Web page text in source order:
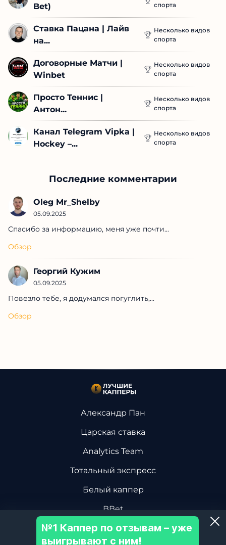
Bet)
спорта
Ставка Пацана | Лайв
на...
Несколько видов
спорта
Договорные Матчи |
Winbet
Несколько видов
спорта
Просто Теннис |
Антон...
Несколько видов
спорта
Канал Telegram Vipka |
Hockey –...
Несколько видов
спорта
Последние комментарии
Oleg Mr_Shelby
05.09.2025
Спасибо за информацию, меня уже почти...
Обзор
Георгий Кужим
05.09.2025
Повезло тебе, я додумался погуглить,...
Обзор
Александр Пан
Царская ставка
Analytics Team
Тотальный экспресс
Белый каппер
BBet
Василий Винокуров
№1 Каппер по отзывам – уже
выигрывают с ним!